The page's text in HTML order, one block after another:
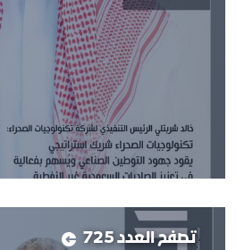
تصفح العدد 725